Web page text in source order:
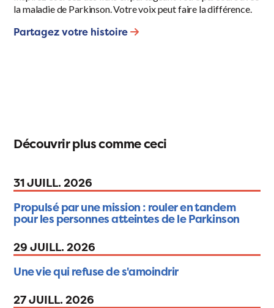
la maladie de Parkinson. Votre voix peut faire la différence.
Partagez votre histoire
Découvrir plus comme ceci
31 JUILL. 2026
Propulsé par une mission : rouler en tandem
pour les personnes atteintes de le Parkinson
29 JUILL. 2026
Une vie qui refuse de s'amoindrir
27 JUILL. 2026